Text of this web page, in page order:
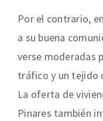
Por el contrario,
a su buena
verse moderadas
tráfico y un tejido
La oferta de
Pinares también